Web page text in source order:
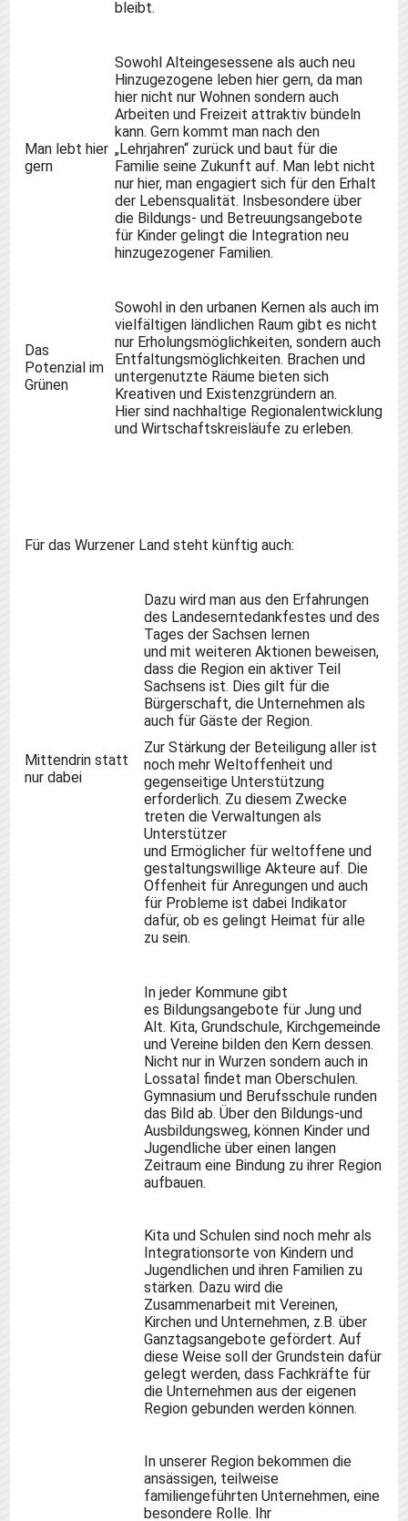
bleibt.
Man lebt hier
gern
Sowohl Alteingesessene als auch neu
Hinzugezogene leben hier gern, da man
hier nicht nur Wohnen sondern auch
Arbeiten und Freizeit attraktiv bündeln
kann. Gern kommt man nach den
„Lehrjahren“ zurück und baut für die
Familie seine Zukunft auf. Man lebt nicht
nur hier, man engagiert sich für den Erhalt
der Lebensqualität. Insbesondere über
die Bildungs- und Betreuungsangebote
für Kinder gelingt die Integration neu
hinzugezogener Familien.
Das
Potenzial im
Grünen
Sowohl in den urbanen Kernen als auch im
vielfältigen ländlichen Raum gibt es nicht
nur Erholungsmöglichkeiten, sondern auch
Entfaltungsmöglichkeiten. Brachen und
untergenutzte Räume bieten sich
Kreativen und Existenzgründern an.
Hiersindnachhaltige Regionalentwicklung
und Wirtschaftskreisläufe zuerleben.
Für das Wurzener Land steht künftig auch:
Mittendrin statt
nur dabei
Dazu wird man aus den Erfahrungen
des Landeserntedankfestes und des
Tages der Sachsen lernen
undmitweiteren Aktionen beweisen,
dass die Region ein aktiver Teil
Sachsens ist. Dies gilt für die
Bürgerschaft, die Unternehmen als
auch für Gäste der Region.
Zur Stärkung der Beteiligung aller ist
noch mehr Weltoffenheit und
gegenseitige Unterstützung
erforderlich. Zu diesem Zwecke
treten die Verwaltungen als
Unterstützer
und Ermöglicher fürweltoffene und
gestaltungswillige Akteure auf. Die
Offenheit für Anregungen und auch
für Probleme ist dabei Indikator
dafür, ob es gelingt Heimat für alle
zu sein.
In jeder Kommunegibt
es Bildungsangebote für Jung und
Alt. Kita, Grundschule, Kirchgemeinde
und Vereine bilden den Kern dessen.
Nicht nur in Wurzen sondern auch in
Lossatal findet man Oberschulen.
Gymnasium und Berufsschule runden
das Bild ab.Über den Bildungs-und
Ausbildungsweg, können Kinder und
Jugendlicheüber einen langen
Zeitraum eine Bindung zu ihrer Region
aufbauen.
Kita und Schulen sind noch mehr als
Integrationsortevon Kindern und
Jugendlichenund ihren Familien zu
stärken. Dazu wird die
Zusammenarbeit mit Vereinen,
Kirchen und Unternehmen, z.B. über
Ganztagsangebote gefördert. Auf
diese Weise soll der Grundstein dafür
gelegt werden, dass Fachkräfte für
die Unternehmen aus der eigenen
Region gebunden werden können.
In unserer Region bekommen die
ansässigen, teilweise
familiengeführten Unternehmen, eine
besondere Rolle. Ihr